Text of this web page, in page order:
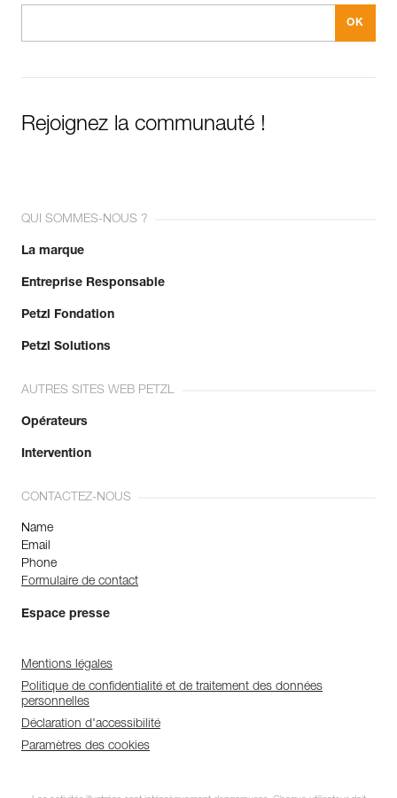
Rejoignez la communauté !
QUI SOMMES-NOUS ?
La marque
Entreprise Responsable
Petzl Fondation
Petzl Solutions
AUTRES SITES WEB PETZL
Opérateurs
Intervention
CONTACTEZ-NOUS
Name
Email
Phone
Formulaire de contact
Espace presse
Mentions légales
Politique de confidentialité et de traitement des données
personnelles
Déclaration d'accessibilité
Paramètres des cookies